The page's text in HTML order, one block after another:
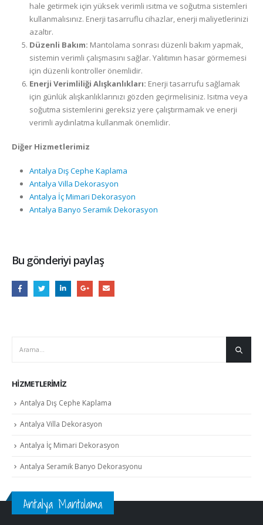
hale getirmek için yüksek verimli ısıtma ve soğutma sistemleri
kullanmalısınız. Enerji tasarruflu cihazlar, enerji maliyetlerinizi
azaltır.
Düzenli Bakım: Mantolama sonrası düzenli bakım yapmak,
sistemin verimli çalışmasını sağlar. Yalıtımın hasar görmemesi
için düzenli kontroller önemlidir.
Enerji Verimliliği Alışkanlıkları: Enerji tasarrufu sağlamak
için günlük alışkanlıklarınızı gözden geçirmelisiniz. Isıtma veya
soğutma sistemlerini gereksiz yere çalıştırmamak ve enerji
verimli aydınlatma kullanmak önemlidir.
Diğer Hizmetlerimiz
Antalya Dış Cephe Kaplama
Antalya Villa Dekorasyon
Antalya İç Mimari Dekorasyon
Antalya Banyo Seramik Dekorasyon
Bu gönderiyi paylaş
HIZMETLERIMIZ
Antalya Dış Cephe Kaplama
Antalya Villa Dekorasyon
Antalya İç Mimari Dekorasyon
Antalya Seramik Banyo Dekorasyonu
Antalya Mantolama